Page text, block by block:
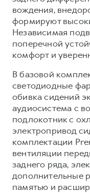
вождения,
формируют
Независимая
поперечной
комфорт и
В базовой
светодиодные
обивка сидений
аудиосистема с
подлокотник с
электропривод
комплектации
вентиляции
заднего ряда,
дополнительные
памятью и